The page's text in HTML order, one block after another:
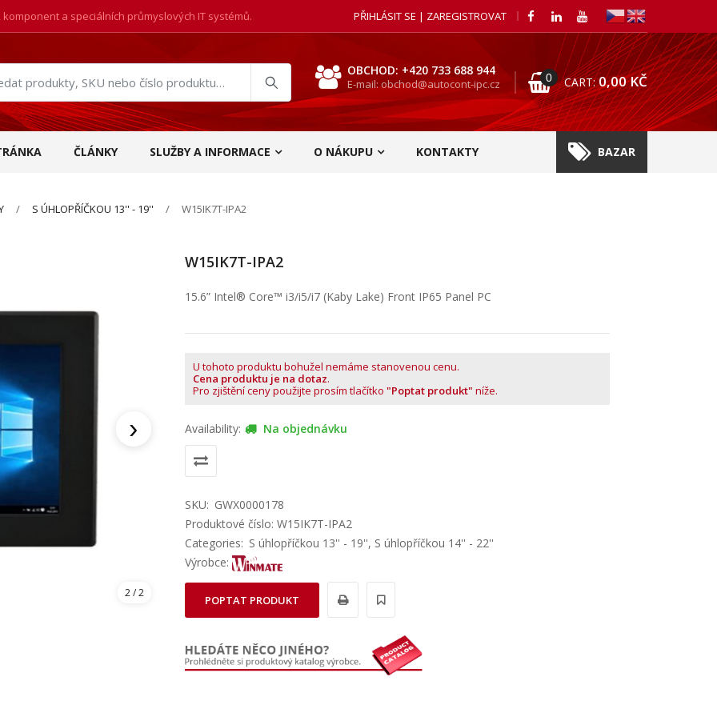
a speciálních průmyslových IT systémů. PŘIHLÁSIT SE | ZAREGISTROVAT
OBCHOD: +420 733 688 944
E-mail: obchod@autocont-ipc.cz 0 CART: 0,00KČ
ČLÁNKY SLUŽBY A INFORMACE O NÁKUPU KONTAKTY BAZAR
S ÚHLOPŘÍČKOU 13'' - 19'' W15IK7T-IPA2
›
2/ 2
W15IK7T-IPA2
15.6” Intel® Core™ i3/i5/i7 (Kaby Lake) Front IP65 Panel PC
U tohoto produktu bohužel nemáme stanovenou cenu.
Cena produktu je na dotaz.
Pro zjištění ceny použijte prosím tlačítko "Poptat produkt" níže.
Availability: Na objednávku
SKU: GWX0000178
Produktové číslo: W15IK7T-IPA2
Categories: S úhlopříčkou 13'' - 19'', S úhlopříčkou 14'' - 22''
Výrobce:
POPTAT PRODUKT